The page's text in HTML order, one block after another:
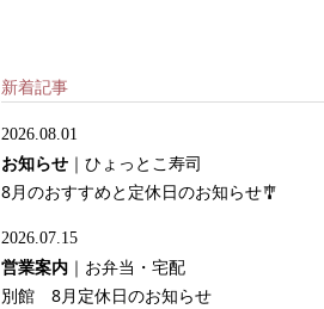
新着記事
2026.08.01
お知らせ ｜ ひょっとこ寿司
8月のおすすめと定休日のお知らせ🎐
2026.07.15
営業案内 ｜ お弁当・宅配
別館 8月定休日のお知らせ